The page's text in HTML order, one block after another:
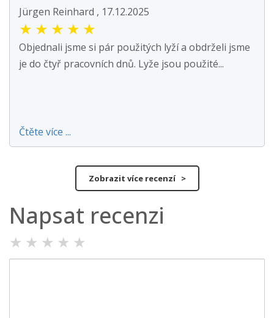
Jürgen Reinhard , 17.12.2025
★ ★ ★ ★ ★
Objednali jsme si pár použitých lyží a obdrželi jsme
je do čtyř pracovních dnů. Lyže jsou použité...
Čtěte více ...
Zobrazit více recenzí >
Napsat recenzi
★ ★ ★ ★ ★